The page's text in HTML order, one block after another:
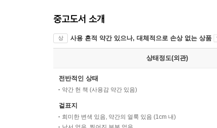
중고도서 소개
상 사용 흔적 약간 있으나, 대체적으로 손상 없는 상품
상태정도(외관)
전반적인 상태
약간 헌 책 (사용감 약간 있음)
겉표지
희미한 변색 있음, 약간의 얼룩 있음 (1cm 내)